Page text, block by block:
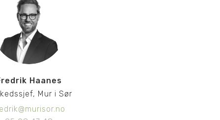
bilder fra leilighet
bilder fra leilighet
bilder fra leilighet
bilder fra leilighet
bilder fra leilighet
Haanes
Mur i Sør